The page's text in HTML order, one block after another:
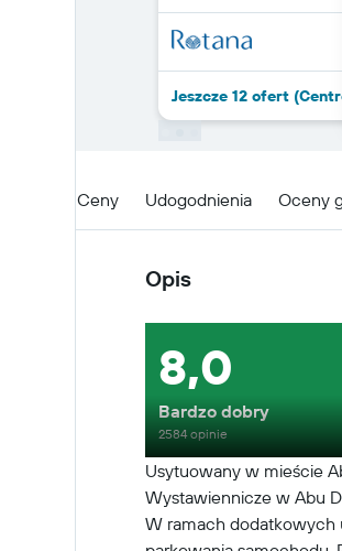
Jeszcze 12 ofert
Ceny Udogodnienia Oceny
Opis
Usytuowany w mieście
Wystawiennicze w Abu
W ramach dodatkowych
8,0
Bardzo dobry
2584 opinie